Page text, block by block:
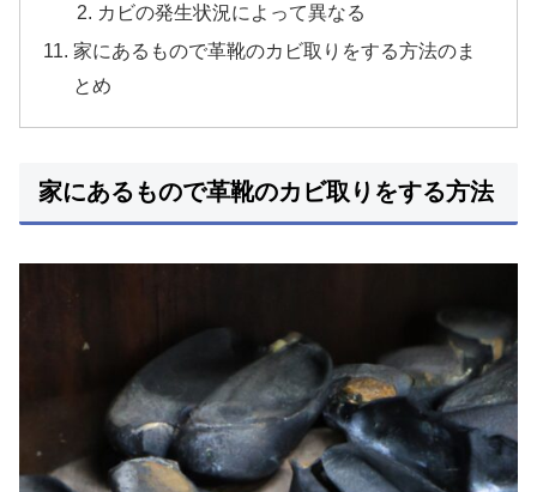
カビの発生状況によって異なる
家にあるもので革靴のカビ取りをする方法のま
とめ
家にあるもので革靴のカビ取りをする方法